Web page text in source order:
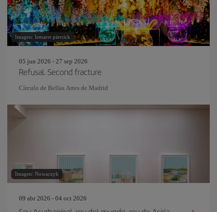
Imagen: lemaret pierrick
05 jun 2026 - 27 sep 2026
Refusal. Second fracture
Círculo de Bellas Artes de Madrid
Imagen: Nowaczyk
09 abr 2026 - 04 oct 2026